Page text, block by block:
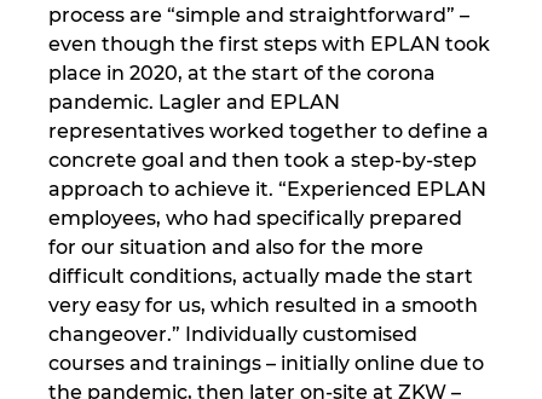
process are “simple and straightforward” –
even though the first steps with EPLAN took
place in 2020, at the start of the corona
pandemic. Lagler and EPLAN
representatives worked together to define a
concrete goal and then took a step-by-step
approach to achieve it. “Experienced EPLAN
employees, who had specifically prepared
for our situation and also for the more
difficult conditions, actually made the start
very easy for us, which resulted in a smooth
changeover.” Individually customised
courses and trainings – initially online due to
the pandemic, then later on-site at ZKW –